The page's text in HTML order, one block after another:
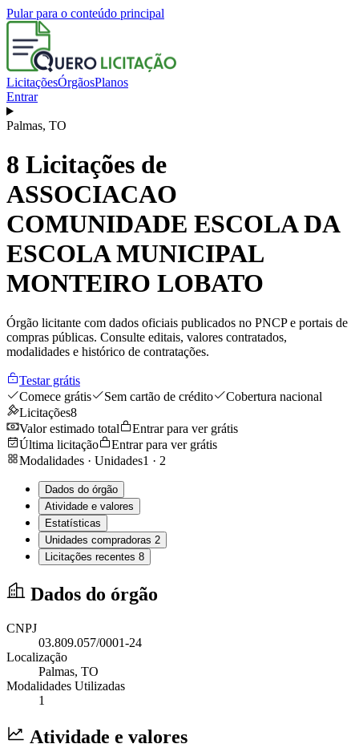
Pular para o conteúdo principal
LicitaçõesÓrgãosPlanos
Entrar
Palmas, TO
8 Licitações de
ASSOCIACAO
COMUNIDADE ESCOLA DA
ESCOLA MUNICIPAL
MONTEIRO LOBATO
Órgão licitante com dados oficiais publicados no PNCP e portais de
compras públicas. Consulte editais, valores contratados,
modalidades e histórico de contratações.
Testar grátis
Comece grátis
Sem cartão de crédito
Cobertura nacional
Licitações8
Valor estimado total
Entrar para ver grátis
Última licitação
Entrar para ver grátis
Modalidades · Unidades1 · 2
Dados do órgão
Atividade e valores
Estatísticas
Unidades compradoras 2
Licitações recentes 8
Dados do órgão
CNPJ
03.809.057/0001-24
Localização
Palmas, TO
Modalidades Utilizadas
1
Atividade e valores